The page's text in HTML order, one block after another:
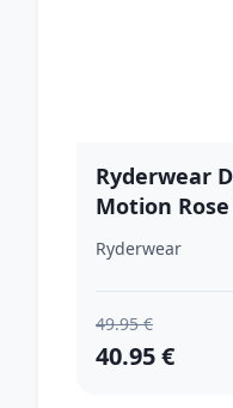
Ryderwear
Motion Rose
Ryderwear
49.95 €
40.95 €